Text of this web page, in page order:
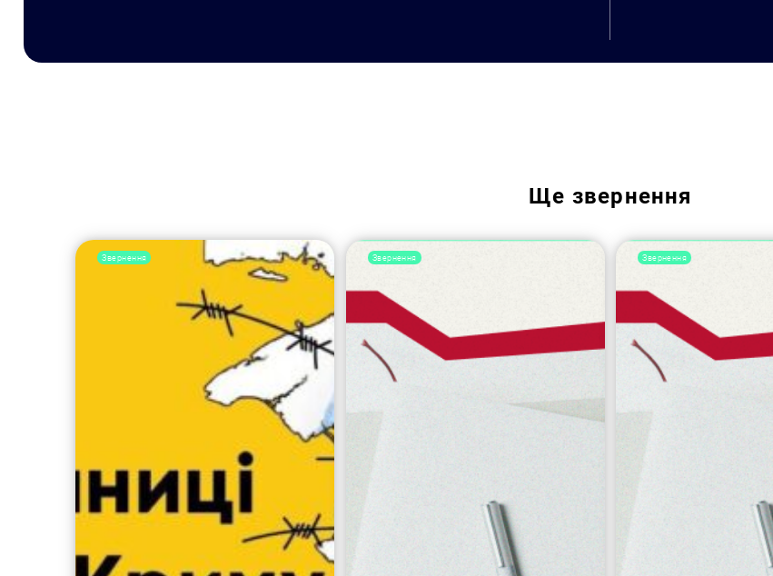
Ще звернення
Звернення Звернення Звернення